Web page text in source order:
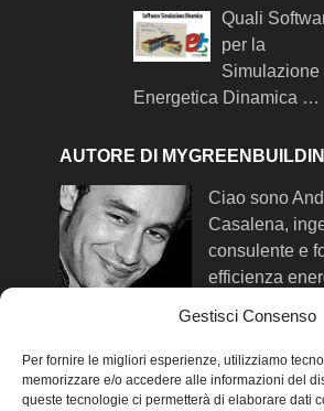
Gestisci Consenso
Per fornire le migliori esperienze, utilizziamo
memorizzare e/o accedere alle informazioni del
queste tecnologie ci permetterà di elaborare dati
Quali
per la
Simulazione
Energetica Dinamica …
AUTORE DI
Ciao sono
Casalena,
consulente e
efficienza